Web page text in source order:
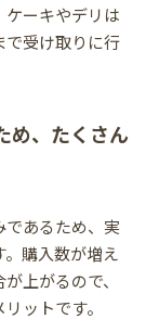
ケーキやデリは
で受け取りに行
め、たくさん
であるため、実
購入数が増え
上がるので、
ットです。